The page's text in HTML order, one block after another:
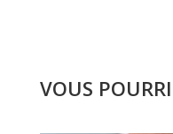
VOUS